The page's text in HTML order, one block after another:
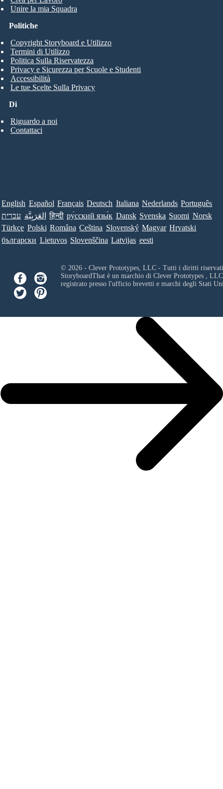
Unire la mia Squadra
Di
Riguardo a noi
Contattaci
Politiche
Copyright Storyboard e Utilizzo
Termini di Utilizzo
Politica Sulla Riservatezza
Privacy e Sicurezza per Scuole e Studenti
Accessibilità
Le tue Scelte Sulla Privacy
English Español Français Deutsch Italiana Nederlands Português
עברית العَرَبِيَّة हिन्दी ру́сский язы́к Dansk Svenska Suomi Norsk
Türkçe Polski Româna Ceština Slovenský Magyar Hrvatski
български Lietuvos Slovenščina Latvijas eesti
© 2026 - Clever Prototypes, LLC - Tutti i diritti
StoryboardThat è un marchio di Clever Prototypes , LLC
registrato presso l'ufficio brevetti e marchi degli Stati